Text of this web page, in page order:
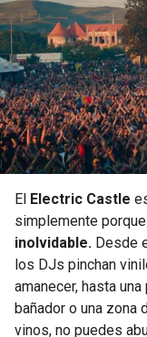
El Electric Castle
simplemente porque
inolvidable. Desde
los DJs pinchan
amanecer, hasta
bañador o una zona
vinos, no puedes